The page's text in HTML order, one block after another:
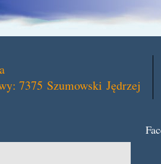
7375 Szumowski Jędrzej